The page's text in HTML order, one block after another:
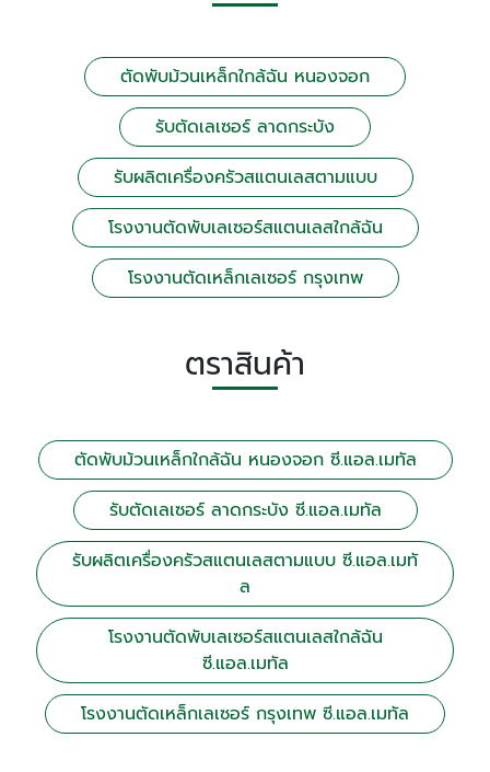
ตัดพับม้วนเหล็กใกล้ฉัน หนองจอก
รับตัดเลเซอร์ ลาดกระบัง
รับผลิตเครื่องครัวสแตนเลสตามแบบ
โรงงานตัดพับเลเซอร์สแตนเลสใกล้ฉัน
โรงงานตัดเหล็กเลเซอร์ กรุงเทพ
ตราสินค้า
ตัดพับม้วนเหล็กใกล้ฉัน หนองจอก ซี.แอล.เมทัล
รับตัดเลเซอร์ ลาดกระบัง ซี.แอล.เมทัล
รับผลิตเครื่องครัวสแตนเลสตามแบบ ซี.แอล.เมทั
ล
โรงงานตัดพับเลเซอร์สแตนเลสใกล้ฉัน
ซี.แอล.เมทัล
โรงงานตัดเหล็กเลเซอร์ กรุงเทพ ซี.แอล.เมทัล